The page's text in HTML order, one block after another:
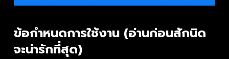
ข้อกำหนดการใช้งาน (อ่านก่อนสักนิด
จะน่ารักที่สุด)